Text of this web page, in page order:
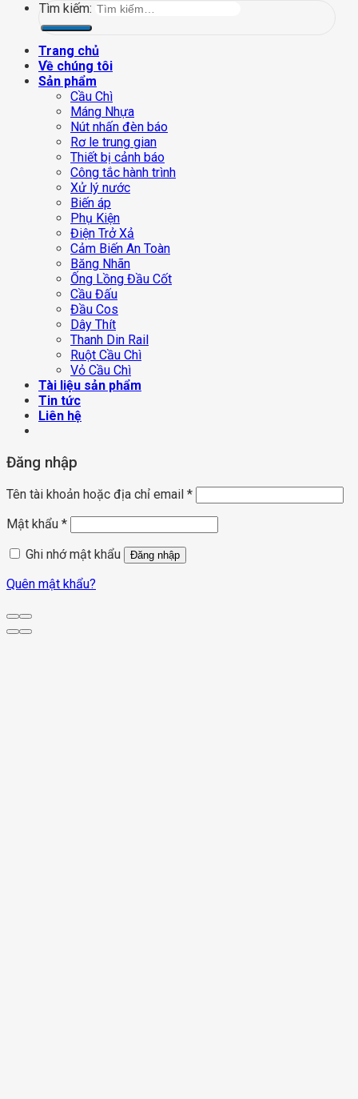
Tìm kiếm:
Trang chủ
Về chúng tôi
Sản phẩm
Cầu Chì
Máng Nhựa
Nút nhấn đèn báo
Rơ le trung gian
Thiết bị cảnh báo
Công tắc hành trình
Xử lý nước
Biến áp
Phụ Kiện
Điện Trở Xả
Cảm Biến An Toàn
Băng Nhãn
Ống Lồng Đầu Cốt
Cầu Đấu
Đầu Cos
Dây Thít
Thanh Din Rail
Ruột Cầu Chì
Vỏ Cầu Chì
Tài liệu sản phẩm
Tin tức
Liên hệ
Đăng nhập
Tên tài khoản hoặc địa chỉ email *
Mật khẩu *
Ghi nhớ mật khẩu
Đăng nhập
Quên mật khẩu?